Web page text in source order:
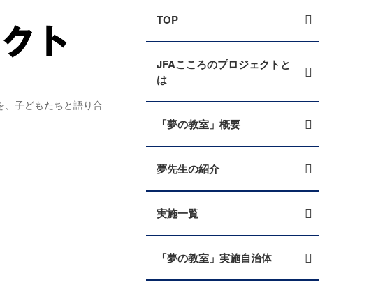
子どもたちと語り合
TOP
JFAこころのプロジェクトと
は
「夢の教室」概要
夢先生の紹介
実施一覧
「夢の教室」実施自治体